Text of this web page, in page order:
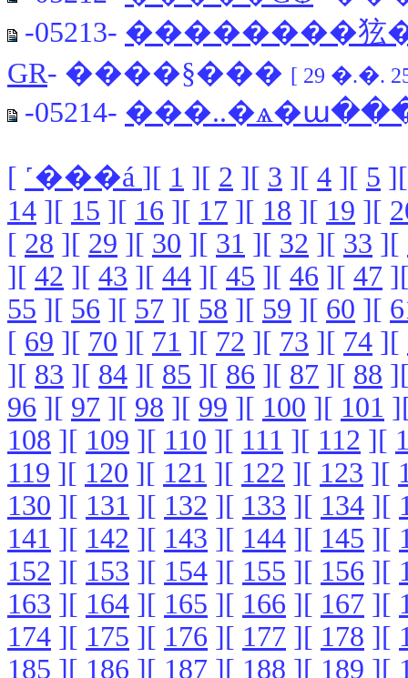
-05213- ��������㹡
GR- ����§��� [ 29 �.�.
-05214-
[ ˹���á ][ 1 ][ 2 ][ 3 ][ 4 ][ 5
14 ][ 15 ][ 16 ][ 17 ][ 18 ][ 19 ][
[ 28 ][ 29 ][ 30 ][ 31 ][ 32 ][ 33 ][
][ 42 ][ 43 ][ 44 ][ 45 ][ 46 ][ 47
55 ][ 56 ][ 57 ][ 58 ][ 59 ][ 60 ][
[ 69 ][ 70 ][ 71 ][ 72 ][ 73 ][ 74 ][
][ 83 ][ 84 ][ 85 ][ 86 ][ 87 ][ 88
96 ][ 97 ][ 98 ][ 99 ][ 100 ][ 101
108 ][ 109 ][ 110 ][ 111 ][ 112 ][
119 ][ 120 ][ 121 ][ 122 ][ 123 ][
130 ][ 131 ][ 132 ][ 133 ][ 134 ][
141 ][ 142 ][ 143 ][ 144 ][ 145 ][
152 ][ 153 ][ 154 ][ 155 ][ 156 ][
163 ][ 164 ][ 165 ][ 166 ][ 167 ][
174 ][ 175 ][ 176 ][ 177 ][ 178 ][
185 ][ 186 ][ 187 ][ 188 ][ 189 ][